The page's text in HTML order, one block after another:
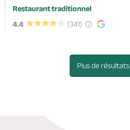
Restaurant traditionnel
4.4
(341)
Plus de résultats